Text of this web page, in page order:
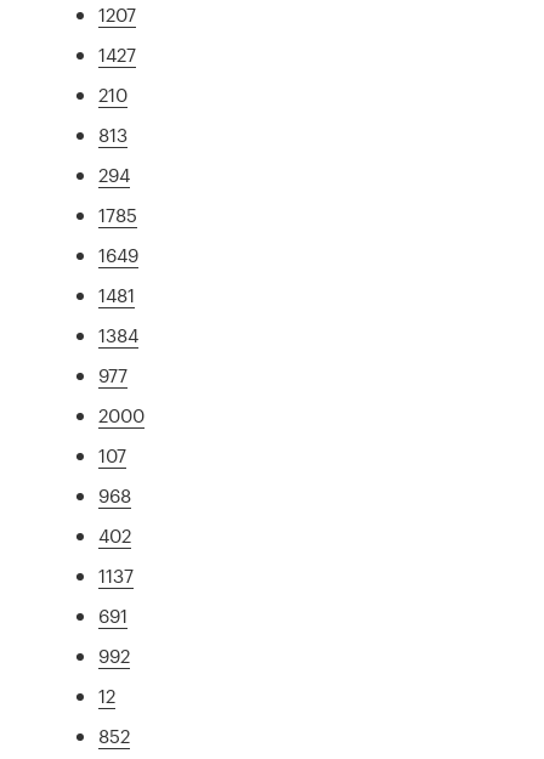
1207
1427
210
813
294
1785
1649
1481
1384
977
2000
107
968
402
1137
691
992
12
852